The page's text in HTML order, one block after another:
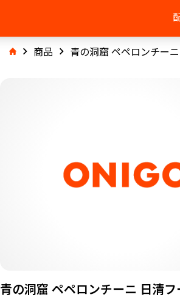
商品 青の洞窟 ペペロンチー
青の洞窟 ペペロンチーニ 日清フ